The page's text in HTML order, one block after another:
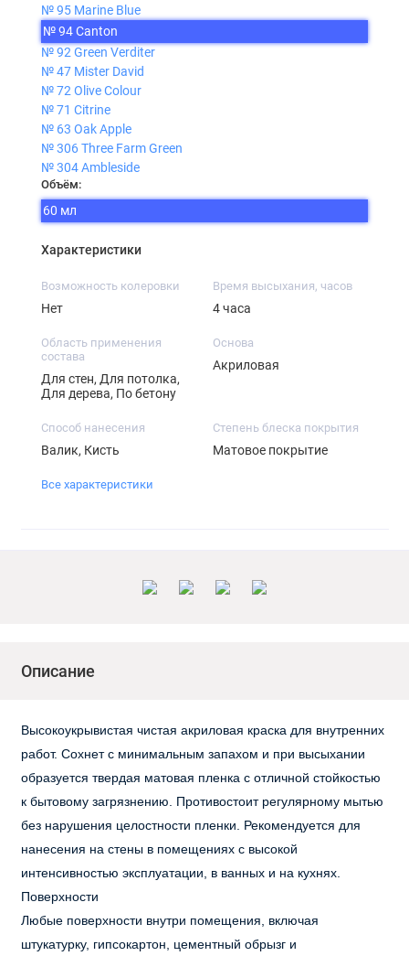
№ 95 Marine Blue
№ 94 Canton
№ 92 Green Verditer
№ 47 Mister David
№ 72 Olive Colour
№ 71 Citrine
№ 63 Oak Apple
№ 306 Three Farm Green
№ 304 Ambleside
Объём:
60 мл
Характеристики
Возможность колеровки
Нет
Время высыхания, часов
4 часа
Область применения
состава
Для стен, Для потолка,
Для дерева, По бетону
Основа
Акриловая
Способ нанесения
Валик, Кисть
Степень блеска покрытия
Матовое покрытие
Все характеристики
Описание
Высокоукрывистая чистая акриловая краска для внутренних
работ. Сохнет с минимальным запахом и при высыхании
образуется твердая матовая пленка с отличной стойкостью
к бытовому загрязнению. Противостоит регулярному мытью
без нарушения целостности пленки. Рекомендуется для
нанесения на стены в помещениях с высокой
интенсивностью эксплуатации, в ванных и на кухнях.
Поверхности
Любые поверхности внутри помещения, включая
штукатурку, гипсокартон, цементный обрызг и